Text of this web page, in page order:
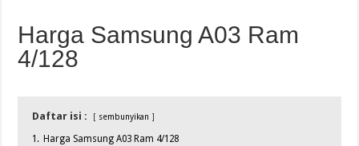
Harga Samsung A03 Ram
4/128
Daftar isi : sembunyikan
1. Harga Samsung A03 Ram 4/128